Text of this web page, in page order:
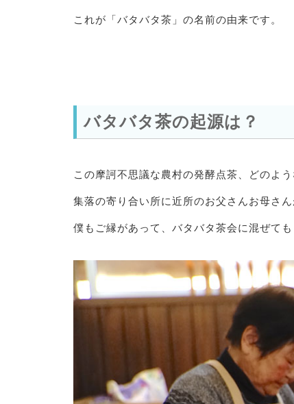
これが「バタバタ茶」の名前の由来です。
バタバタ茶の起源は？
この摩訶不思議な農村の発酵点茶、どのよ
集落の寄り合い所に近所のお父さんお母さ
僕もご縁があって、バタバタ茶会に混ぜても